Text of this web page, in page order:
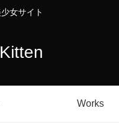
女サイト
Works